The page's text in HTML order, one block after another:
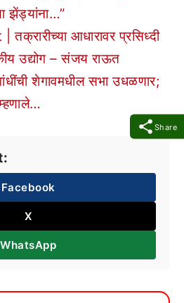
Share
झेंड्यांना…”
आधारावर प्रसिध्दी
उद्योग – संजय राऊत
शेगावमधील सभा उधळणार;
Facebook
X
WhatsApp